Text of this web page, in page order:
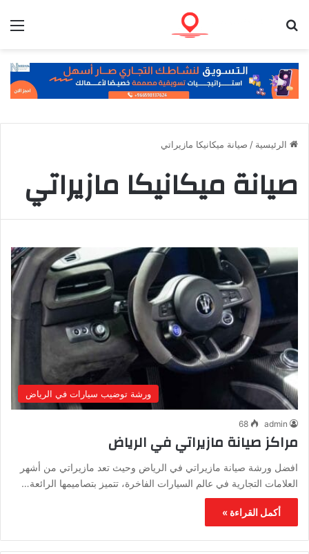
الرئيسية / صيانة ميكانيكا مازيراتي
صيانة ميكانيكا مازيراتي
ورشة توضيب سيارات في الرياض
admin
68
مراكز صيانة مازيراتي في الرياض
افضل ورشة صيانة مازيراتي في الرياض وحيث تعد مازيراتي من أشهر
العلامات التجارية في عالم السيارات الفاخرة، تتميز بتصاميمها الرائعة…
أكمل القراءة »